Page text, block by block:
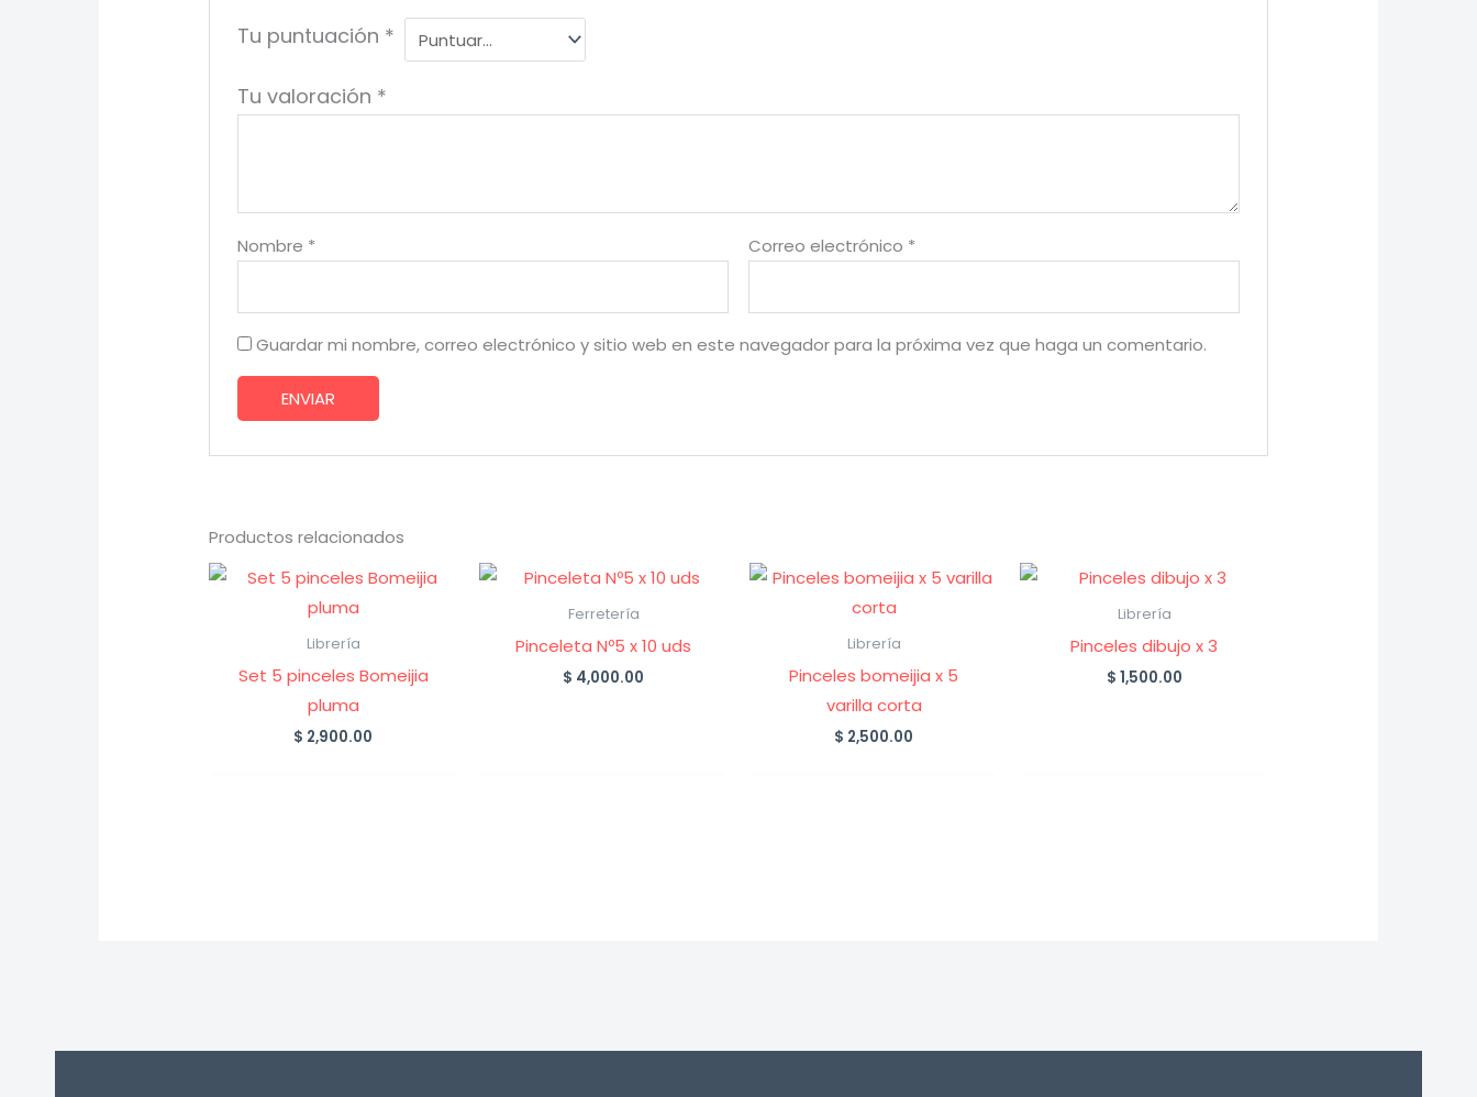
Tu puntuación *
Tu valoración *
Nombre * Correo electrónico *
Guardar mi nombre, correo electrónico y sitio web en este navegador para la próxima vez que haga un comentario.
Productos relacionados
Librería
Set 5 pinceles Bomeijia
pluma
$ 2,900.00
Ferretería
Pinceleta Nº5 x 10 uds
$ 4,000.00
Librería
Pinceles bomeijia x 5
varilla corta
$ 2,500.00
Librería
Pinceles dibujo x 3
$ 1,500.00